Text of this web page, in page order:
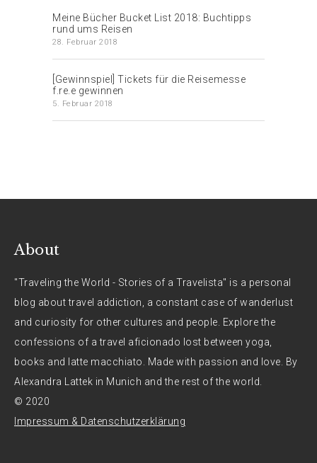
Meine Bücher Bucket List 2018: Buchtipps
rund ums Reisen
28. Februar 2018
[Gewinnspiel] Tickets für die Reisemesse
f.re.e gewinnen
5. Februar 2018
About
"Traveling the World - Stories of a Travelista" is a personal
blog about travel addiction, a constant case of wanderlust
and curiosity for other cultures and people. Explore the
confessions of a travel aficionado lost between yoga,
books and latte macchiato. Made with passion and love. By
Alexandra Lattek in Munich and the rest of the world.
© 2020
Impressum & Datenschutzerklärung